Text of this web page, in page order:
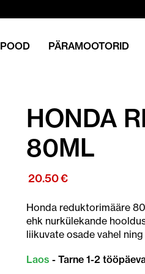
POOD PÄRAMOOTORID
HONDA
80ML
20.50€
Honda reduktorimääre
ehk nurkülekande
liikuvate osade vahel
Laos - Tarne 1-2